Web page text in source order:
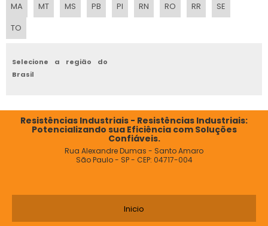
MA
MT MS PB PI RN RO RR
SE
TO
Selecione a região do
Brasil
Resistências Industriais - Resistências Industriais:
Potencializando sua Eficiência com Soluções
Confiáveis.
Rua Alexandre Dumas - Santo Amaro
São Paulo - SP - CEP: 04717-004
Inicio